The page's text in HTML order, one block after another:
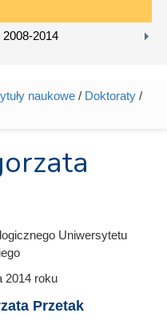
2014
naukowe / Doktoraty /
Uniwersytetu
2014 roku
Przetak